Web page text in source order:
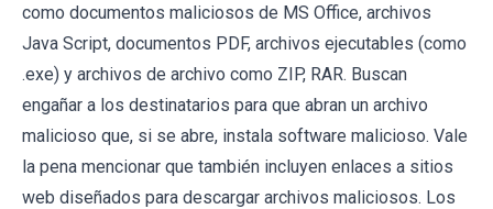
como documentos maliciosos de MS Office, archivos
Java Script, documentos PDF, archivos ejecutables (como
.exe) y archivos de archivo como ZIP, RAR. Buscan
engañar a los destinatarios para que abran un archivo
malicioso que, si se abre, instala software malicioso. Vale
la pena mencionar que también incluyen enlaces a sitios
web diseñados para descargar archivos maliciosos. Los